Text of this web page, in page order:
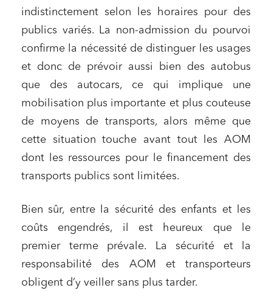
indistinctement selon les horaires pour des
publics variés. La non-admission du pourvoi
confirme la nécessité de distinguer les usages
et donc de prévoir aussi bien des autobus
que des autocars, ce qui implique une
mobilisation plus importante et plus couteuse
de moyens de transports, alors même que
cette situation touche avant tout les AOM
dont les ressources pour le financement des
transports publics sont limitées.
Bien sûr, entre la sécurité des enfants et les
coûts engendrés, il est heureux que le
premier terme prévale. La sécurité et la
responsabilité des AOM et transporteurs
obligent d’y veiller sans plus tarder.